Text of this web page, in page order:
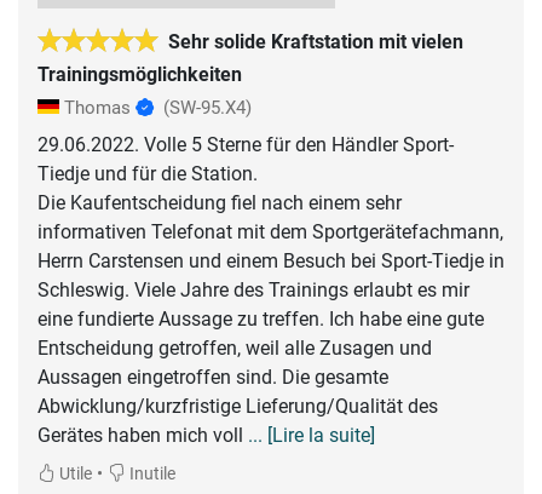
Sehr solide Kraftstation mit vielen
Trainingsmöglichkeiten
Thomas (SW-95.X4)
29.06.2022. Volle 5 Sterne für den Händler Sport-
Tiedje und für die Station.
Die Kaufentscheidung fiel nach einem sehr
informativen Telefonat mit dem Sportgerätefachmann,
Herrn Carstensen und einem Besuch bei Sport-Tiedje in
Schleswig. Viele Jahre des Trainings erlaubt es mir
eine fundierte Aussage zu treffen. Ich habe eine gute
Entscheidung getroffen, weil alle Zusagen und
Aussagen eingetroffen sind. Die gesamte
Abwicklung/kurzfristige Lieferung/Qualität des
Gerätes haben mich voll ... [Lire la suite]
Utile • Inutile